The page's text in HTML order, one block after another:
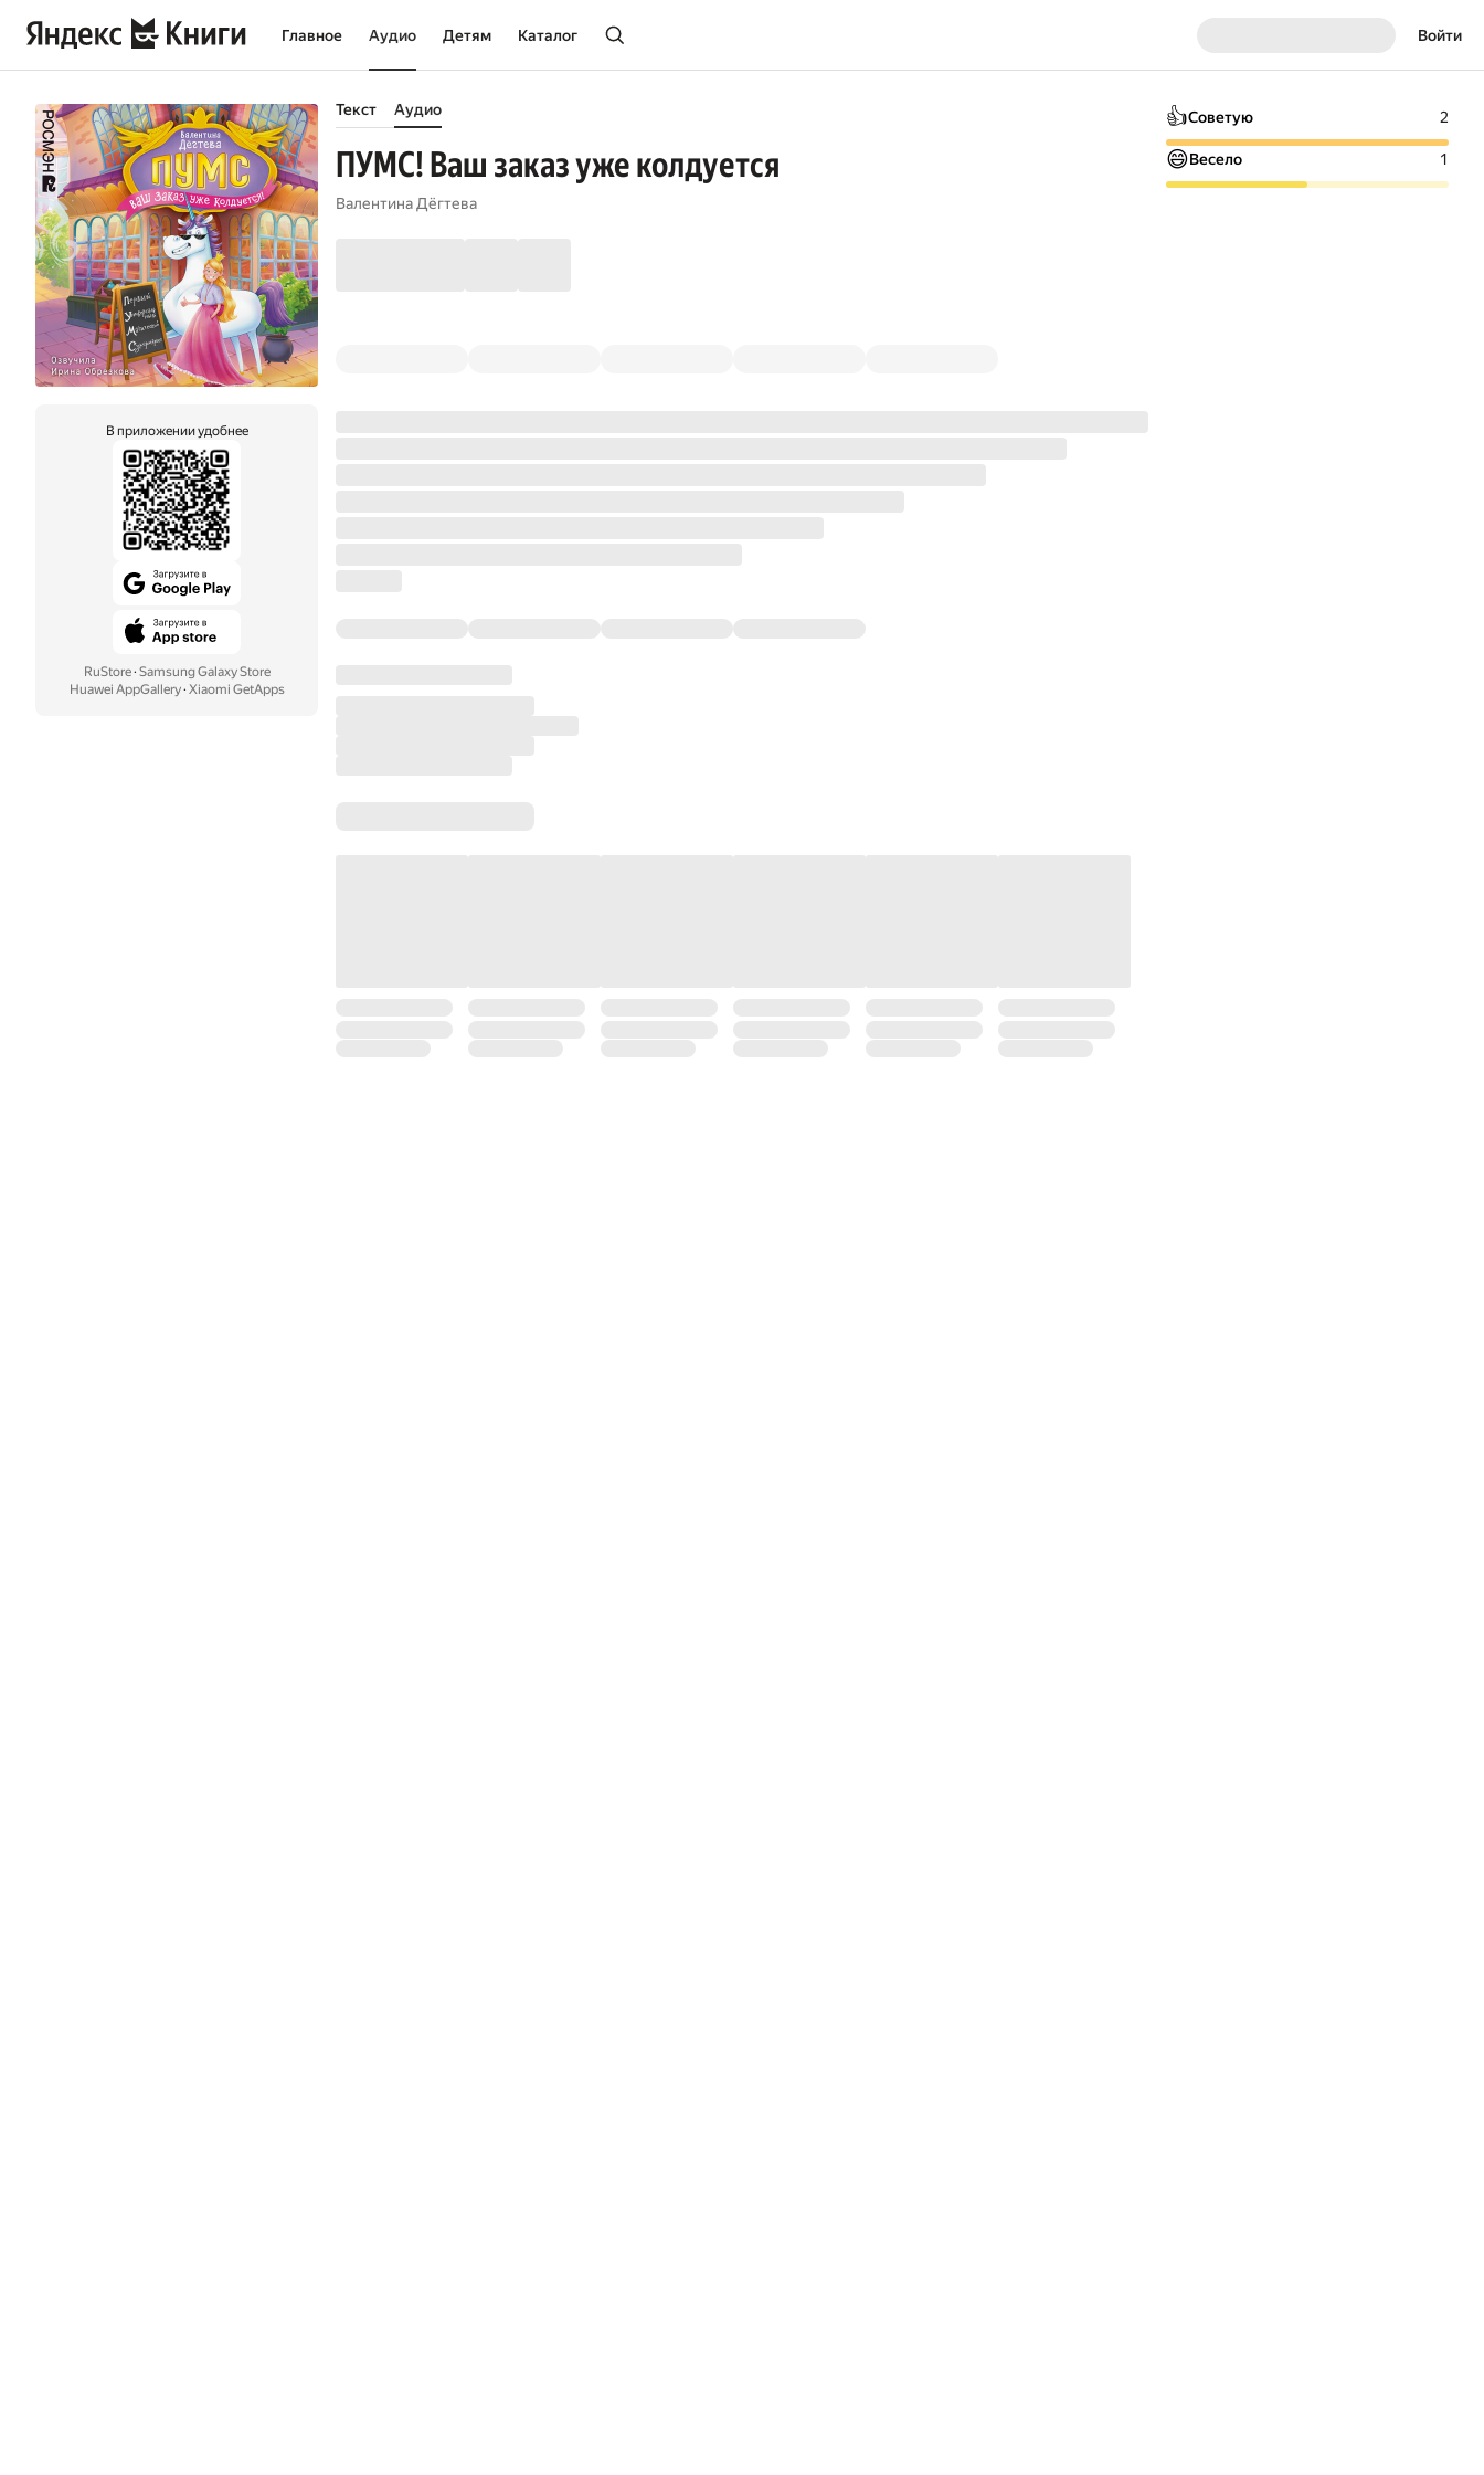
Главное Аудио Детям Каталог Войти
В приложении удобнее
RuStore· Samsung Galaxy Store
Huawei AppGallery· Xiaomi GetApps
Текст Аудио
ПУМС! Ваш заказ уже колдуется
Валентина Дёгтева
👍Советую 2
😄Весело 1